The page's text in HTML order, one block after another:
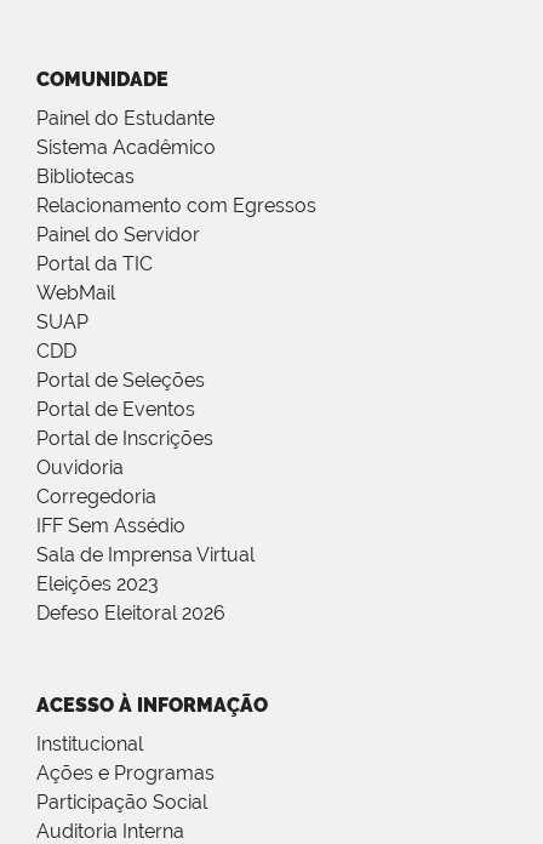
COMUNIDADE
Painel do Estudante
Sistema Acadêmico
Bibliotecas
Relacionamento com Egressos
Painel do Servidor
Portal da TIC
WebMail
SUAP
CDD
Portal de Seleções
Portal de Eventos
Portal de Inscrições
Ouvidoria
Corregedoria
IFF Sem Assédio
Sala de Imprensa Virtual
Eleições 2023
Defeso Eleitoral 2026
ACESSO À INFORMAÇÃO
Institucional
Ações e Programas
Participação Social
Auditoria Interna